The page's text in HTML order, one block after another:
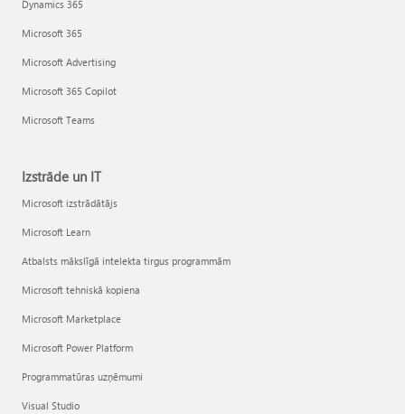
Dynamics 365
Microsoft 365
Microsoft Advertising
Microsoft 365 Copilot
Microsoft Teams
Izstrāde un IT
Microsoft izstrādātājs
Microsoft Learn
Atbalsts mākslīgā intelekta tirgus programmām
Microsoft tehniskā kopiena
Microsoft Marketplace
Microsoft Power Platform
Programmatūras uzņēmumi
Visual Studio